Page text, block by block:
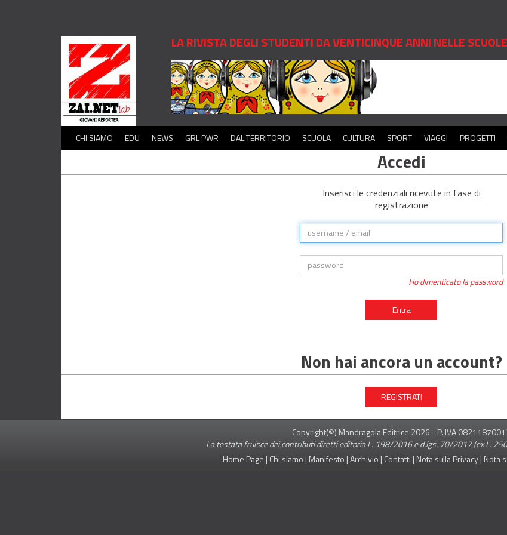
LA RIVISTA DEGLI STUDENTI DA VENTICINQUE ANNI NELLE SCUOLE
CHI SIAMO EDU NEWS GRL PWR DAL TERRITORIO SCUOLA CULTURA SPORT VIAGGI PROGETTI
Accedi
Inserisci le credenziali ricevute in fase di
registrazione
Ho dimenticato la password
Entra
Non hai ancora un account?
REGISTRATI
Copyright(©) Mandragola Editrice 2026 - P. IVA
La testata fruisce dei contributi diretti editoria L. 198/2016 e d.lgs. 70/2017 (ex L.
Home Page | Chi siamo | Manifesto |Archivio | Contatti | Nota sulla Privacy| Nota